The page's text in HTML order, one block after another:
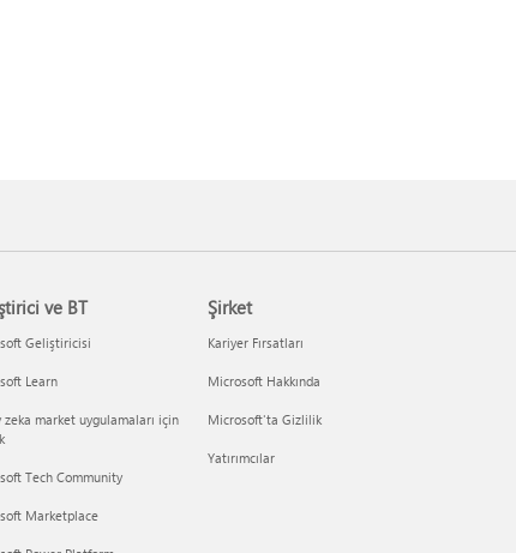
ve BT
Geliştiricisi
Learn
zeka market uygulamaları için
Tech Community
Marketplace
Şirket
Kariyer Fırsatları
Microsoft Hakkında
Microsoft'ta Gizlilik
Yatırımcılar